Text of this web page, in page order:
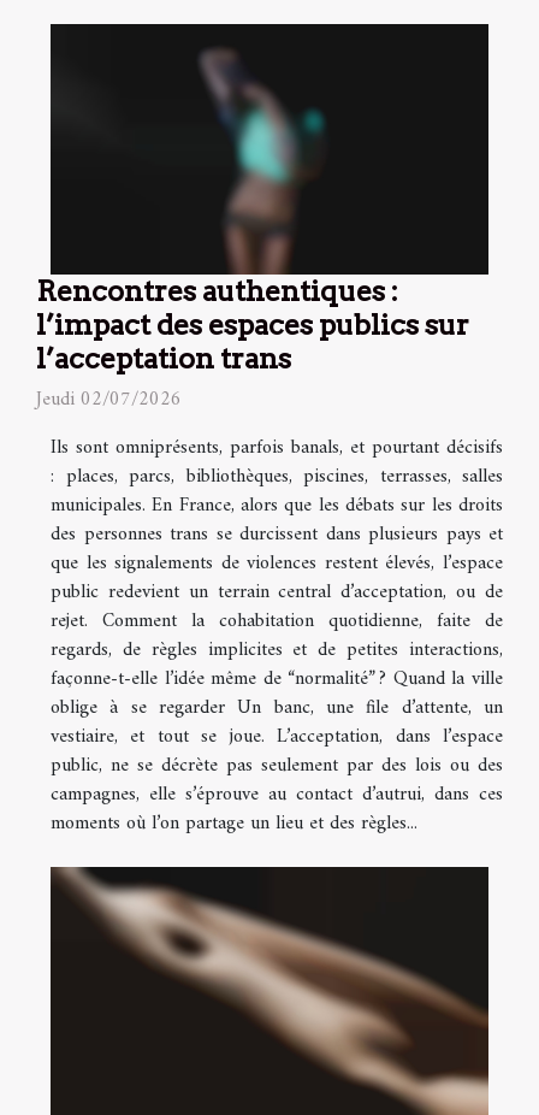
Rencontres authentiques :
l’impact des espaces publics sur
l’acceptation trans
Jeudi 02/07/2026
Ils sont omniprésents, parfois banals, et pourtant décisifs
: places, parcs, bibliothèques, piscines, terrasses, salles
municipales. En France, alors que les débats sur les droits
des personnes trans se durcissent dans plusieurs pays et
que les signalements de violences restent élevés, l’espace
public redevient un terrain central d’acceptation, ou de
rejet. Comment la cohabitation quotidienne, faite de
regards, de règles implicites et de petites interactions,
façonne-t-elle l’idée même de “normalité” ? Quand la ville
oblige à se regarder Un banc, une file d’attente, un
vestiaire, et tout se joue. L’acceptation, dans l’espace
public, ne se décrète pas seulement par des lois ou des
campagnes, elle s’éprouve au contact d’autrui, dans ces
moments où l’on partage un lieu et des règles...